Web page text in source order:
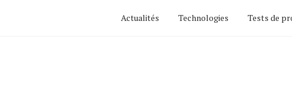
Actualités Technologies Tests de